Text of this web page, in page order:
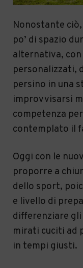
Nonostante
po’ di spazio
alternativa,
personalizzati,
persino in una
improvvisarsi
competenza
contemplato il
Oggi con le
proporre a
dello sport,
e livello di
differenziare
mirati cuciti ad
in tempi giusti.